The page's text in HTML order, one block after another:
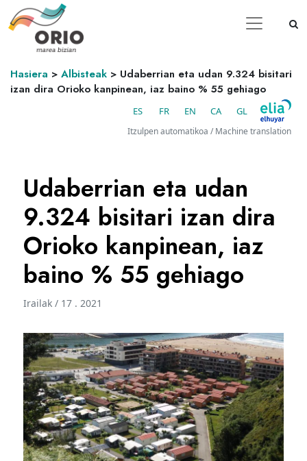
Hasiera > Albisteak > Udaberrian eta udan 9.324 bisitari
izan dira Orioko kanpinean, iaz baino % 55 gehiago
ES FR EN CA GL
Itzulpen automatikoa / Machine translation
Udaberrian eta udan
9.324 bisitari izan dira
Orioko kanpinean, iaz
baino % 55 gehiago
Irailak / 17 . 2021